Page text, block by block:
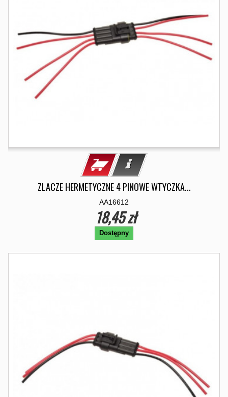
ZLACZE HERMETYCZNE 4 PINOWE WTYCZKA...
AA16612
18,45 zł
Dostępny